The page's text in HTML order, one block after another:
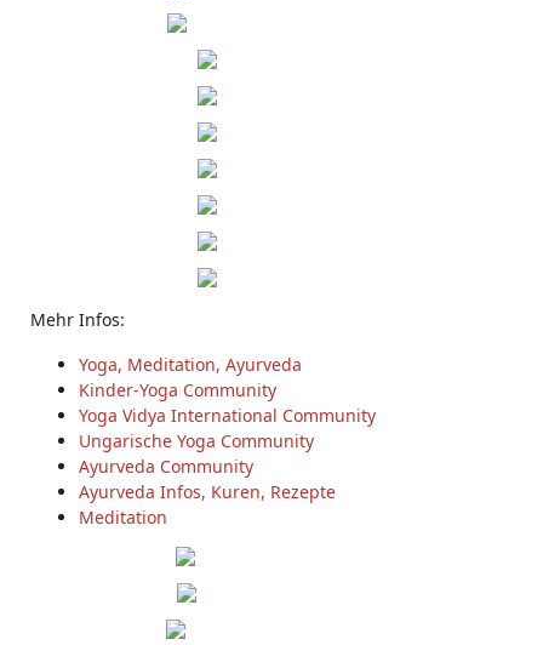
Mehr Infos:
Yoga, Meditation, Ayurveda
Kinder-Yoga Community
Yoga Vidya International Community
Ungarische Yoga Community
Ayurveda Community
Ayurveda Infos, Kuren, Rezepte
Meditation